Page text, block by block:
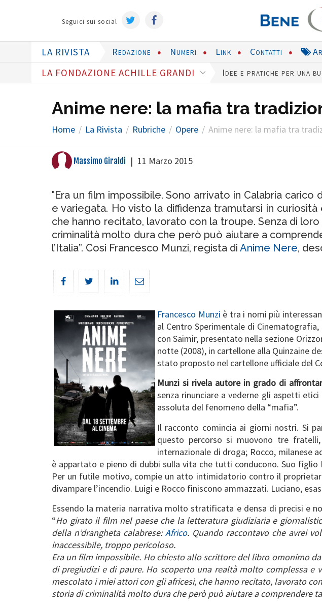
Seguici sui social
LA RIVISTA Redazione Numeri Link Contatti
LA FONDAZIONE ACHILLE GRANDI Idee e pratiche per una
Anime nere: la mafia tra
Home La Rivista Rubriche Opere Anime nere: la mafia tra
Massimo Giraldi | 11 Marzo 2015
"Era un film impossibile. Sono arrivato in Calabria
e variegata. Ho visto la diffidenza tramutarsi in
che hanno recitato, lavorato con la troupe. Senza di
criminalità molto dura che però può aiutare a
l’Italia”. Cosi Francesco Munzi, regista di Anime Nere,
Francesco Munzi è tra i nomi più
al Centro Sperimentale di
con Saimir, presentato nella sezione
notte (2008), in cartellone alla Quinzaine
stato proposto nel cartellone ufficiale del
Munzi si rivela autore in grado di
senza rinunciare a vederne gli aspetti
assoluta del fenomeno della “mafia”.
Il racconto comincia ai giorni nostri. Si
questo percorso si muovono tre
internazionale di droga; Rocco, milanese
è appartato e pieno di dubbi sulla vita che tutti conducono. Suo
Per un futile motivo, compie un atto intimidatorio contro il
divampare l’incendio. Luigi e Rocco finiscono ammazzati. Luciano,
Essendo la materia narrativa molto stratificata e densa di precisi e
“Ho girato il film nel paese che la letteratura giudiziaria e
della n’drangheta calabrese:Africo. Quando raccontavo che avrei
inaccessibile, troppo pericoloso.
Era un film impossibile. Ho chiesto allo scrittore del libro omonimo
di pregiudizi e di paure. Ho scoperto una realtà molto complessa e
mescolato i miei attori con gli africesi, che hanno recitato, lavorato
storia di criminalità molto dura che però può aiutare a comprendere